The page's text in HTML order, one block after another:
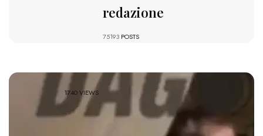
redazione
75193 POSTS
1740 VIEWS